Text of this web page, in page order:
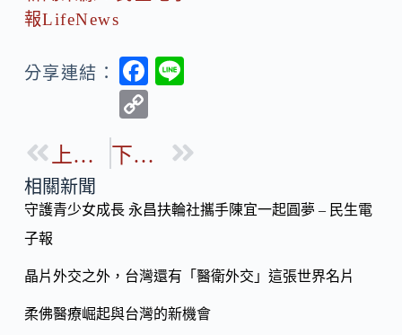
報LifeNews
分享連結：
F
b
o
p
Li
k
上一篇 下一篇
相關新聞
守護青少女成長 永昌扶輪社攜手陳宜一起圓夢 – 民生電
子報
晶片外交之外，台灣還有「醫衛外交」這張世界名片
柔佛醫療崛起與台灣的新機會